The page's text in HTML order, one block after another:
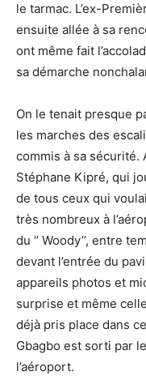
le tarmac. L’ex-
ensuite allée à sa
ont même fait
sa démarche
On le tenait presque
les marches des
commis à sa sécurité.
Stéphane Kipré, qui
de tous ceux qui
très nombreux à
du ‘’ Woody’’, entre
devant l’entrée du
appareils photos et
surprise et même
déjà pris place dans
Gbagbo est sorti par
l’aéroport.